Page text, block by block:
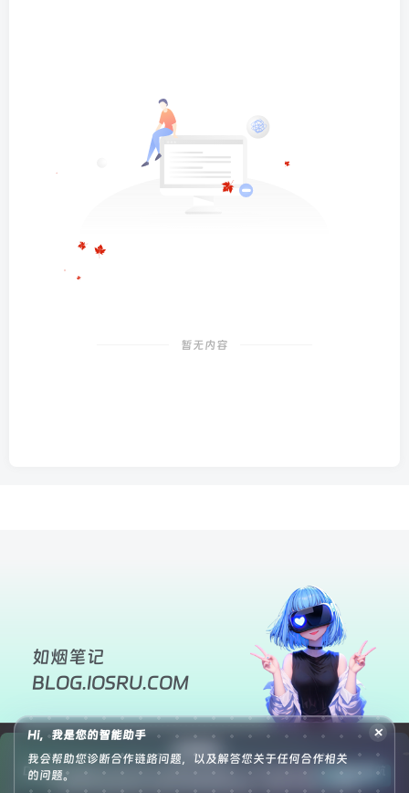
暂无内容
如烟笔记
BLOG.IOSRU.COM
DevOps运维技术栈 优享云博客 南逸博客叶子库导航 墨星博客 壹号导航
蛙鸟
申请友链
×
Hi，我是您的智能助手
我会帮助您诊断合作链路问题，以及解答您关于任何合作相关
的问题。